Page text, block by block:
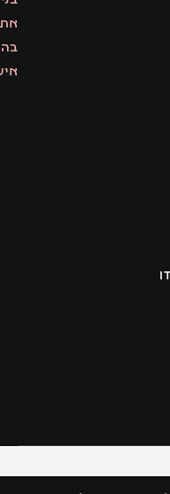
אתרים
בהתאמה